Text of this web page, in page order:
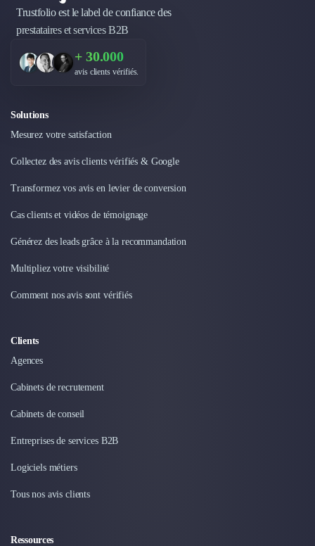
Trustfolio est le label de confiance des
prestataires et services B2B
+ 30.000
avis clients vérifiés.
Solutions
Mesurez votre satisfaction
Collectez des avis clients vérifiés & Google
Transformez vos avis en levier de conversion
Cas clients et vidéos de témoignage
Générez des leads grâce à la recommandation
Multipliez votre visibilité
Comment nos avis sont vérifiés
Clients
Agences
Cabinets de recrutement
Cabinets de conseil
Entreprises de services B2B
Logiciels métiers
Tous nos avis clients
Ressources